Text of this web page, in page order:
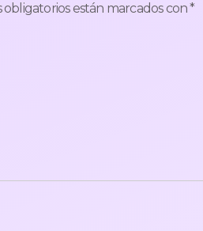
obligatorios están marcados con*